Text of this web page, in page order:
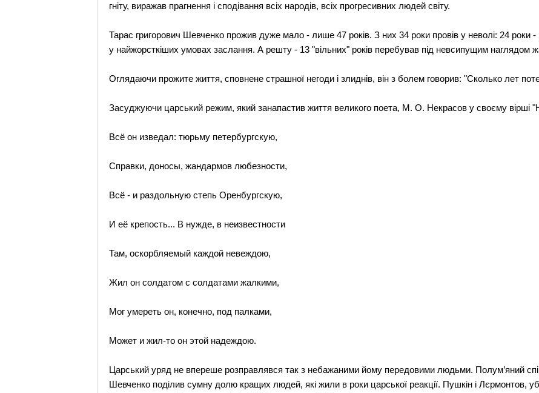
гніту, виражав прагнення і сподівання всіх народів, всіх прогресивних людей світу.
Тарас григорович Шевченко прожив дуже мало - лише 47 років. З них 34 роки провів у неволі: 24 роки -
у найжорсткіших умовах заслання. А решту - 13 "вільних" років перебував під невсипущим наглядом
Оглядаючи прожите життя, сповнене страшної негоди і злиднів, він з болем говорив: "Сколько лет
Засуджуючи царський режим, який занапастив життя великого поета, М. О. Некрасов у своєму вірші
Всё он изведал: тюрьму петербургскую,
Справки, доносы, жандармов любезности,
Всё - и раздольную степь Оренбургскую,
И её крепость... В нужде, в неизвестности
Там, оскорбляемый каждой невеждою,
Жил он солдатом с солдатами жалкими,
Мог умереть он, конечно, под палками,
Может и жил-то он этой надеждою.
Царський уряд не впереше розправлявся так з небажаними йому передовими людьми. Полум’яний
Шевченко поділив сумну долю кращих людей, які жили в роки царської реакції. Пушкін і Лєрмонтов,